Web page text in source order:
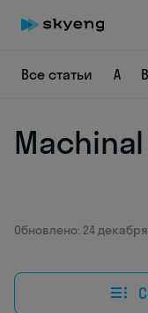
Все статьи A B
Machinal
Обновлено: 24